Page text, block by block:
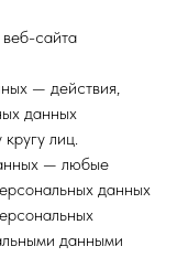
сайта
— действия,
данных
лиц.
— любые
данных
данными